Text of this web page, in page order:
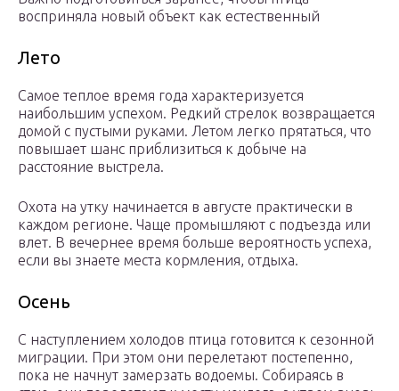
восприняла новый объект как естественный
Лето
Самое теплое время года характеризуется
наибольшим успехом. Редкий стрелок возвращается
домой с пустыми руками. Летом легко прятаться, что
повышает шанс приблизиться к добыче на
расстояние выстрела.
Охота на утку начинается в августе практически в
каждом регионе. Чаще промышляют с подъезда или
влет. В вечернее время больше вероятность успеха,
если вы знаете места кормления, отдыха.
Осень
С наступлением холодов птица готовится к сезонной
миграции. При этом они перелетают постепенно,
пока не начнут замерзать водоемы. Собираясь в